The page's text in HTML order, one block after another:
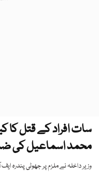
سات افراد کے قتل کا
محمد اسماعیل کی
وزیر داخلہ نے ملزم پر جھوٹی پندرہ